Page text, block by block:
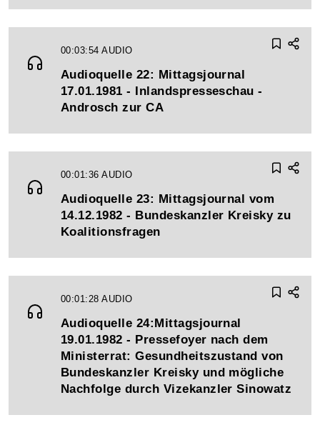
00:03:54AUDIO
Audioquelle 22: Mittagsjournal
17.01.1981 - Inlandspresseschau -
Androsch zur CA
00:01:36AUDIO
Audioquelle 23: Mittagsjournal vom
14.12.1982 - Bundeskanzler Kreisky zu
Koalitionsfragen
00:01:28AUDIO
Audioquelle 24:Mittagsjournal
19.01.1982 - Pressefoyer nach dem
Ministerrat: Gesundheitszustand von
Bundeskanzler Kreisky und mögliche
Nachfolge durch Vizekanzler Sinowatz